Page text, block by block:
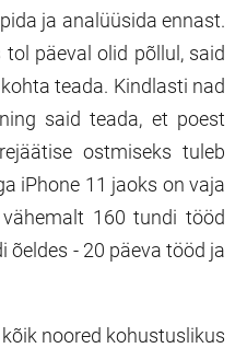
ja analüüsida ennast.
tol päeval olid põllul, said
teada. Kindlasti nad
said teada, et poest
ostmiseks tuleb
iPhone 11 jaoks on vaja
160 tundi tööd
õeldes - 20 päeva tööd ja
noored kohustuslikus